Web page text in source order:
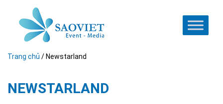
Trang chủ / Newstarland
NEWSTARLAND